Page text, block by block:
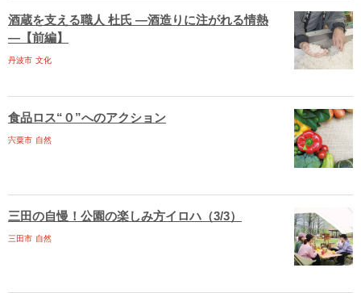
酒蔵を支える職人 杜氏 ―酒造りに注がれる情熱
―【前編】
丹波市 文化
食品ロス“０”へのアクション
宍粟市 自然
三田の自慢！公園の楽しみ方イロハ（3/3）
三田市 自然